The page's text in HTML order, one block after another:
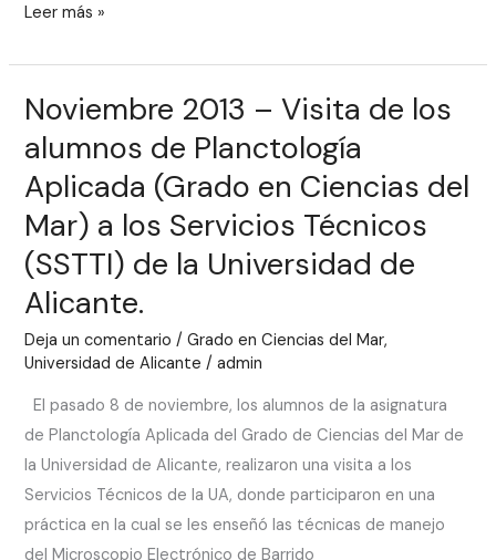
Alicante
Leer más »
Noviembre 2013 – Visita de los
alumnos de Planctología
Aplicada (Grado en Ciencias del
Mar) a los Servicios Técnicos
(SSTTI) de la Universidad de
Alicante.
Deja un comentario /Grado en Ciencias del Mar,
Universidad de Alicante /admin
El pasado 8 de noviembre, los alumnos de la asignatura
de Planctología Aplicada del Grado de Ciencias del Mar de
la Universidad de Alicante, realizaron una visita a los
Servicios Técnicos de la UA, donde participaron en una
práctica en la cual se les enseñó las técnicas de manejo
del Microscopio Electrónico de Barrido
Noviembre
2013
–
Visita
de
los
alumnos
de
Planctología
Aplicada
(Grado
en
Ciencias
del
Mar)
a